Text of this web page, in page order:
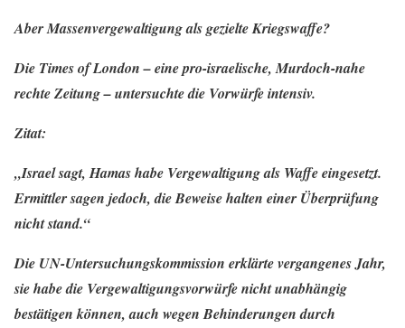
Aber Massenvergewaltigung als gezielte Kriegswaffe?
Die Times of London – eine pro-israelische, Murdoch-nahe
rechte Zeitung – untersuchte die Vorwürfe intensiv.
Zitat:
„Israel sagt, Hamas habe Vergewaltigung als Waffe eingesetzt.
Ermittler sagen jedoch, die Beweise halten einer Überprüfung
nicht stand.“
Die UN-Untersuchungskommission erklärte vergangenes Jahr,
sie habe die Vergewaltigungsvorwürfe nicht unabhängig
bestätigen können, auch wegen Behinderungen durch